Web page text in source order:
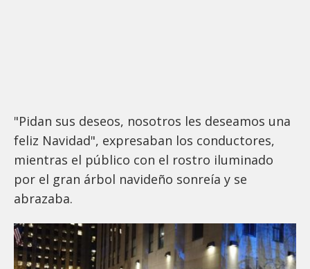
"Pidan sus deseos, nosotros les deseamos una
feliz Navidad", expresaban los conductores,
mientras el público con el rostro iluminado
por el gran árbol navideño sonreía y se
abrazaba.